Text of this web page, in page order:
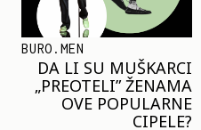
TRENDOVI
KLJUČNI TREND LETA:
MARGO ROBI I HEJLI
BIBER NOSE ISTI
MODNI DETALJ